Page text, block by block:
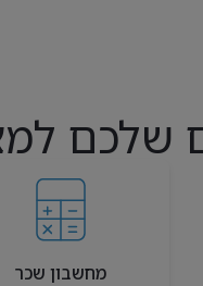
שלכם
מחשבון שכר